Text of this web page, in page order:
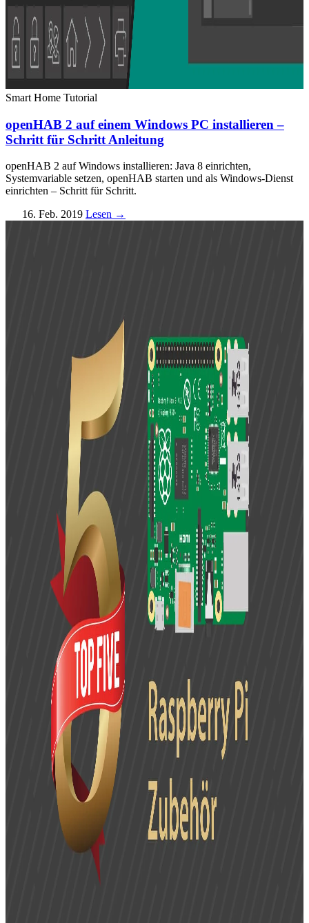
Smart Home Tutorial
openHAB 2 auf einem Windows PC installieren –
Schritt für Schritt Anleitung
openHAB 2 auf Windows installieren: Java 8 einrichten,
Systemvariable setzen, openHAB starten und als Windows-Dienst
einrichten – Schritt für Schritt.
16. Feb. 2019 Lesen →